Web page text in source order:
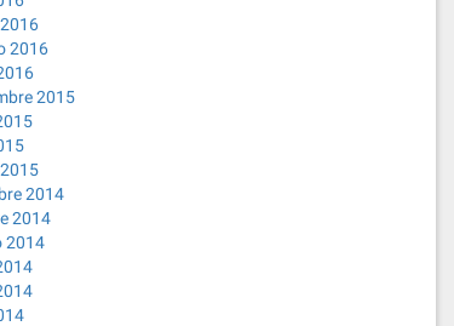
2016
2015
2014
2014
2014